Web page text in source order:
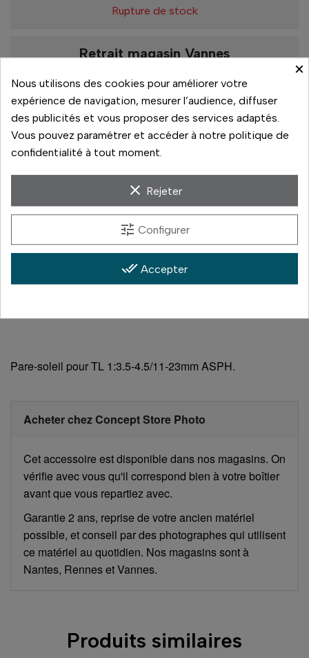
Rupture de stock
Retrait magasin Vannes
De 13h30 à 19h
Rupture de stock
Paiement sécurisé
14 jours pour changer d'avis
Livraison rapide
Paiement 3x sans frais
Pare-soleil pour TL 1:3.5-4.5/11-23mm ASPH.
Acheter chez Concept Store Photo
Cet accessoire est disponible dans nos magasins. On
vérifie avec vous qu'il correspond bien à votre boîtier
avant que vous repartiez avec.
Garantie 2 ans, reprise de votre ancien matériel
possible, et conseil par des photographes qui utilisent
ce matériel au quotidien. Nos magasins sont à
Nantes, Rennes et Vannes.
Produits similaires
×
Nous utilisons des cookies pour améliorer votre
expérience de navigation, mesurer l’audience, diffuser
des publicités et vous proposer des services adaptés.
Vous pouvez paramétrer et accéder à notre politique de
confidentialité à tout moment.
clear Rejeter
tune Configurer
done_all Accepter